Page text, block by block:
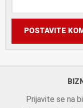
POSTAVITE
Prijavite se na